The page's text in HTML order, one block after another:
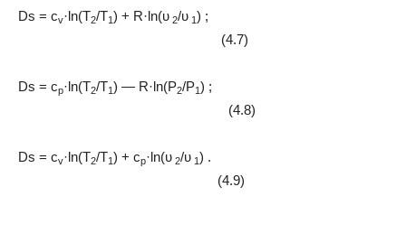
Ds = cv·ln(T2/T1) + R·ln(υ 2/υ 1) ;
(4.7)
Ds = cp·ln(T2/T1) — R·ln(P2/P1) ;
(4.8)
Ds = cv·ln(T2/T1) + cp·ln(υ 2/υ 1) .
(4.9)